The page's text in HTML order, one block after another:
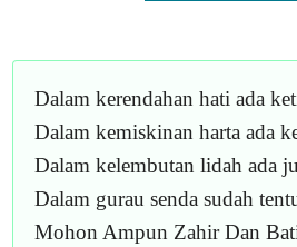
Dalam kerendahan hati ada
Dalam kemiskinan harta ada
Dalam kelembutan lidah ada
Dalam gurau senda sudah
Mohon Ampun Zahir Dan